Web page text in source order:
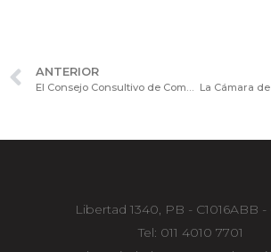
ANTERIOR
El Consejo Consultivo de Comercio Exterior, Aduana y Finanzas realizó una nueva reunión para analizar novedades normativas
Libertad 1340, PB - C1016ABB -
Tel: 011 4010 7701